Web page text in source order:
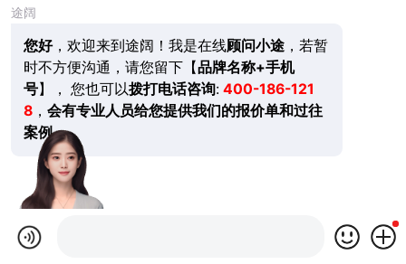
途阔
您好，欢迎来到途阔！我是在线顾问小途，若暂
时不方便沟通，请您留下【品牌名称+手机
号】， 您也可以拨打电话咨询: 400-186-121
8， 会有专业人员给您提供我们的报价单和过往
案例。